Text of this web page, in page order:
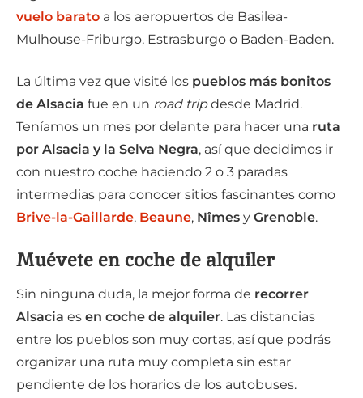
vuelo barato a los aeropuertos de Basilea-
Mulhouse-Friburgo, Estrasburgo o Baden-Baden.
La última vez que visité los pueblos más bonitos
de Alsacia fue en un road tripdesde Madrid.
Teníamos un mes por delante para hacer una ruta
por Alsacia y la Selva Negra, así que decidimos ir
con nuestro coche haciendo 2 o 3 paradas
intermedias para conocer sitios fascinantes como
Brive-la-Gaillarde, Beaune, Nîmes y Grenoble.
Muévete en coche de alquiler
Sin ninguna duda, la mejor forma de recorrer
Alsacia es en coche de alquiler. Las distancias
entre los pueblos son muy cortas, así que podrás
organizar una ruta muy completa sin estar
pendiente de los horarios de los autobuses.